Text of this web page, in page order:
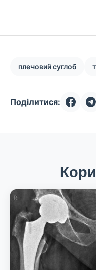
плечовий суглоб
Поділитися: